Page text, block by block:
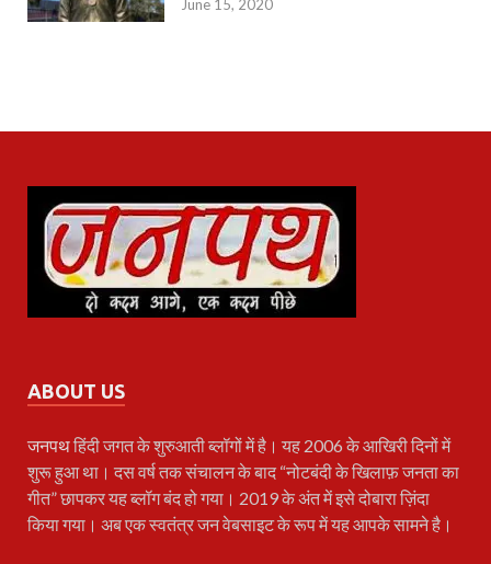
June 15, 2020
ABOUT US
जनपथहिंदी जगत के शुरुआती ब्लॉगों में है। यह 2006 के आखिरी दिनों में
शुरू हुआ था। दस वर्ष तक संचालन के बाद “नोटबंदी के खिलाफ़ जनता का
गीत” छापकर यह ब्लॉग बंद हो गया। 2019 के अंत में इसे दोबारा ज़िंदा
किया गया। अब एक स्वतंत्र जन वेबसाइट के रूप में यह आपके सामने है।